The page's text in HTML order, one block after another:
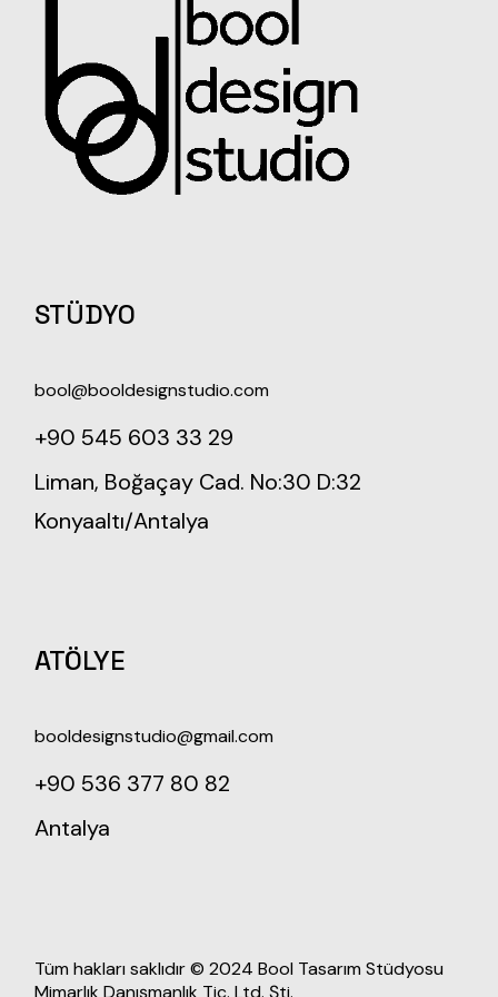
STÜDYO
bool@booldesignstudio.com
+90 545 603 33 29
Liman, Boğaçay Cad. No:30 D:32
Konyaaltı/Antalya
ATÖLYE
booldesignstudio@gmail.com
+90 536 377 80 82
Antalya
Tüm hakları saklıdır © 2024 Bool Tasarım Stüdyosu
Mimarlık Danışmanlık Tic. Ltd. Şti.